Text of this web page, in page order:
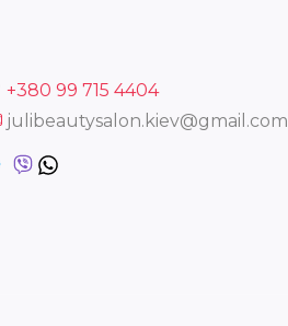
+380 99 715 4404
julibeautysalon.kiev@gmail.com